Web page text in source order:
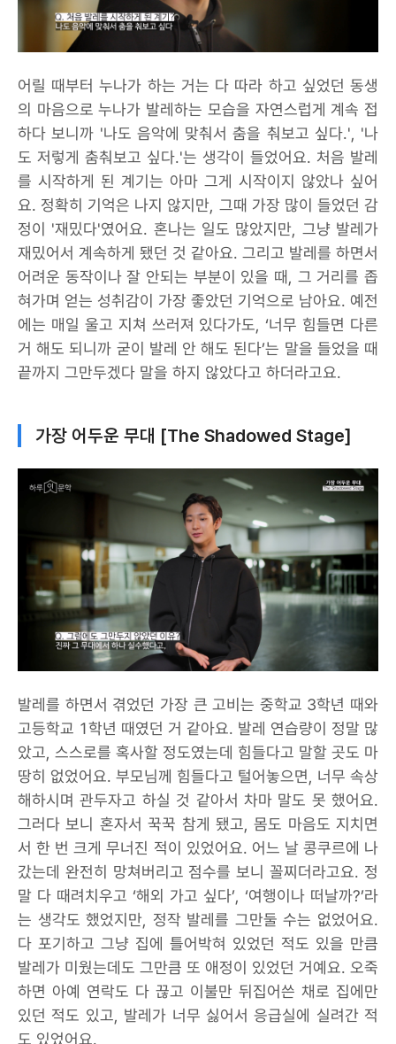
어릴 때부터 누나가 하는 거는 다 따라 하고 싶었던 동생
의 마음으로 누나가 발레하는 모습을 자연스럽게 계속 접
하다 보니까 '나도 음악에 맞춰서 춤을 춰보고 싶다.', '나
도 저렇게 춤춰보고 싶다.'는 생각이 들었어요. 처음 발레
를 시작하게 된 계기는 아마 그게 시작이지 않았나 싶어
요. 정확히 기억은 나지 않지만, 그때 가장 많이 들었던 감
정이 '재밌다'였어요. 혼나는 일도 많았지만, 그냥 발레가
재밌어서 계속하게 됐던 것 같아요. 그리고 발레를 하면서
어려운 동작이나 잘 안되는 부분이 있을 때, 그 거리를 좁
혀가며 얻는 성취감이 가장 좋았던 기억으로 남아요. 예전
에는 매일 울고 지쳐 쓰러져 있다가도, ‘너무 힘들면 다른
거 해도 되니까 굳이 발레 안 해도 된다’는 말을 들었을 때
끝까지 그만두겠다 말을 하지 않았다고 하더라고요.
가장 어두운 무대 [The Shadowed Stage]
발레를 하면서 겪었던 가장 큰 고비는 중학교 3학년 때와
고등학교 1학년 때였던 거 같아요. 발레 연습량이 정말 많
았고, 스스로를 혹사할 정도였는데 힘들다고 말할 곳도 마
땅히 없었어요. 부모님께 힘들다고 털어놓으면, 너무 속상
해하시며 관두자고 하실 것 같아서 차마 말도 못 했어요.
그러다 보니 혼자서 꾹꾹 참게 됐고, 몸도 마음도 지치면
서 한 번 크게 무너진 적이 있었어요. 어느 날 콩쿠르에 나
갔는데 완전히 망쳐버리고 점수를 보니 꼴찌더라고요. 정
말 다 때려치우고 ‘해외 가고 싶다’, ‘여행이나 떠날까?’라
는 생각도 했었지만, 정작 발레를 그만둘 수는 없었어요.
다 포기하고 그냥 집에 틀어박혀 있었던 적도 있을 만큼
발레가 미웠는데도 그만큼 또 애정이 있었던 거예요. 오죽
하면 아예 연락도 다 끊고 이불만 뒤집어쓴 채로 집에만
있던 적도 있고, 발레가 너무 싫어서 응급실에 실려간 적
도 있었어요.